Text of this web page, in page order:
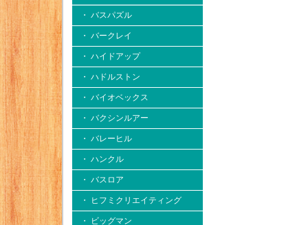
・ バスパズル
・ バークレイ
・ ハイドアップ
・ ハドルストン
・ バイオベックス
・ バクシンルアー
・ バレーヒル
・ ハンクル
・ バスロア
・ ヒフミクリエイティング
・ ビッグマン